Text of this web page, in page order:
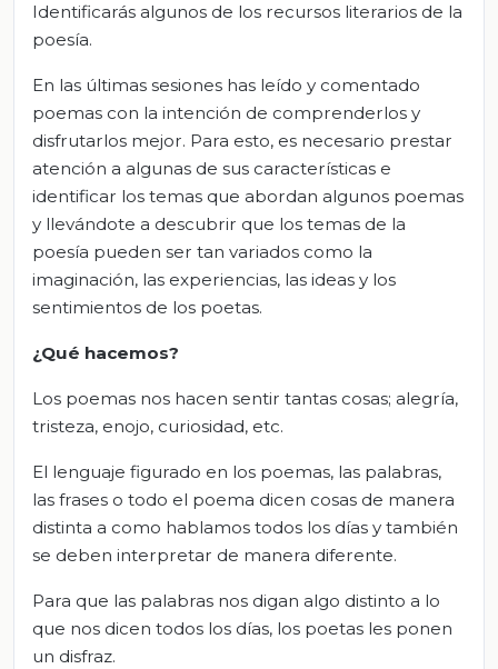
Identificarás algunos de los recursos literarios de la
poesía.
En las últimas sesiones has leído y comentado
poemas con la intención de comprenderlos y
disfrutarlos mejor. Para esto, es necesario prestar
atención a algunas de sus características e
identificar los temas que abordan algunos poemas
y llevándote a descubrir que los temas de la
poesía pueden ser tan variados como la
imaginación, las experiencias, las ideas y los
sentimientos de los poetas.
¿Qué hacemos?
Los poemas nos hacen sentir tantas cosas; alegría,
tristeza, enojo, curiosidad, etc.
El lenguaje figurado en los poemas, las palabras,
las frases o todo el poema dicen cosas de manera
distinta a como hablamos todos los días y también
se deben interpretar de manera diferente.
Para que las palabras nos digan algo distinto a lo
que nos dicen todos los días, los poetas les ponen
un disfraz.